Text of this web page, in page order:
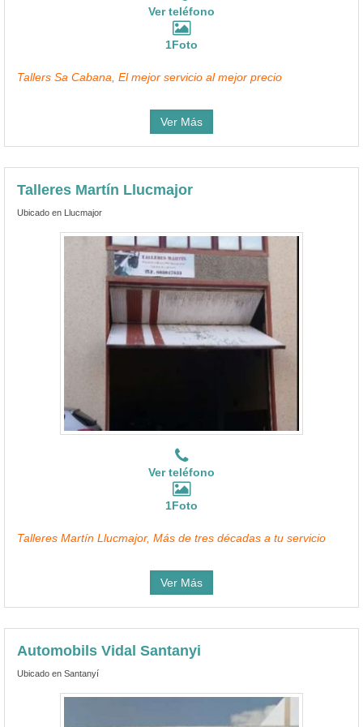
Ver teléfono
1Foto
Tallers Sa Cabana, El mejor servicio al mejor precio
Ver Más
Talleres Martín Llucmajor
Ubicado en Llucmajor
Ver teléfono
1Foto
Talleres Martín Llucmajor, Más de tres décadas a tu servicio
Ver Más
Automobils Vidal Santanyi
Ubicado en Santanyí